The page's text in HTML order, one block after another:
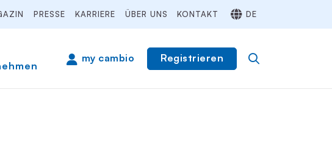
PRESSE KARRIERE ÜBER UNS KONTAKT DE
my cambio Registrieren